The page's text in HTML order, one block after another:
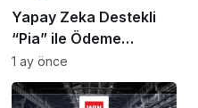
Yapay Zeka Destekli
“Pia” ile Ödeme
Entegrasyonları
Hızlanıyor mu?
1 ay önce